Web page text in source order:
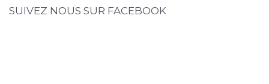
SUIVEZ NOUS SUR FACEBOOK